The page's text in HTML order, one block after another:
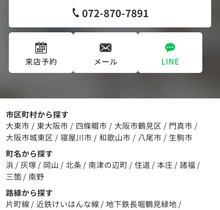
072-870-7891
市区町村から探す
大東市 / 東大阪市 / 四條畷市 / 大阪市鶴見区 / 門真市 /
大阪市城東区 / 寝屋川市 / 和歌山市 / 八尾市 / 生駒市
町名から探す
浜 / 灰塚 / 岡山 / 北条 / 南津の辺町 / 住道 / 本庄 / 諸福 /
三箇 / 南野
路線から探す
片町線 / 近鉄けいはんな線 / 地下鉄長堀鶴見緑地 /